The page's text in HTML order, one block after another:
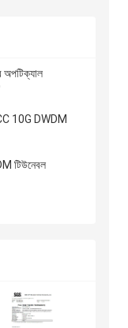
10G DWDM
টিউনেবল